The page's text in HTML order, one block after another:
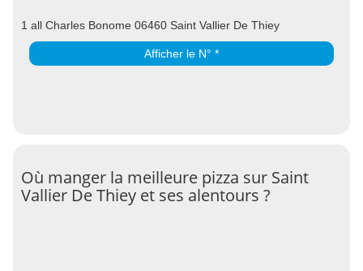
1 all Charles Bonome 06460 Saint Vallier De Thiey
Afficher le N° *
Où manger la meilleure pizza sur Saint
Vallier De Thiey et ses alentours ?